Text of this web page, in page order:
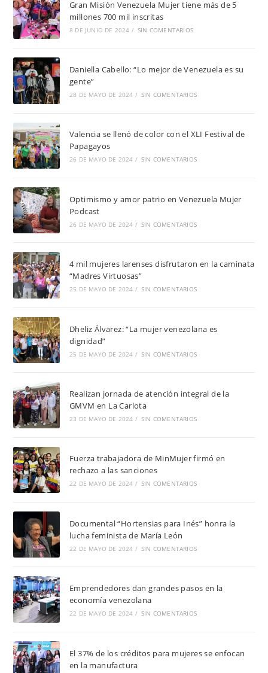
Gran Misión Venezuela Mujer tiene más de 5
millones 700 mil inscritas
8 DE JUNIO DE 2024 / SIN COMENTARIOS
Daniella Cabello: “Lo mejor de Venezuela es su
gente”
28 DE MAYO DE 2024 / SIN COMENTARIOS
Valencia se llenó de color con el XLI Festival de
Papagayos
26 DE MAYO DE 2024 / SIN COMENTARIOS
Optimismo y amor patrio en Venezuela Mujer
Podcast
26 DE MAYO DE 2024 / SIN COMENTARIOS
4 mil mujeres larenses disfrutaron en la caminata
“Madres Virtuosas”
25 DE MAYO DE 2024 / SIN COMENTARIOS
Dheliz Álvarez: “La mujer venezolana es
dignidad”
25 DE MAYO DE 2024 / SIN COMENTARIOS
Realizan jornada de atención integral de la
GMVM en La Carlota
23 DE MAYO DE 2024 / SIN COMENTARIOS
Fuerza trabajadora de MinMujer firmó en
rechazo a las sanciones
22 DE MAYO DE 2024 / SIN COMENTARIOS
Documental “Hortensias para Inés” honra la
lucha feminista de María León
22 DE MAYO DE 2024 / SIN COMENTARIOS
Emprendedores dan grandes pasos en la
economía venezolana
22 DE MAYO DE 2024 / SIN COMENTARIOS
El 37% de los créditos para mujeres se enfocan
en la manufactura